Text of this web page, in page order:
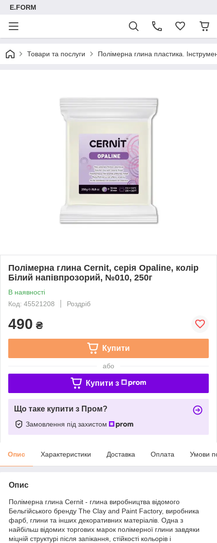
E.FORM
Товари та послуги Полімерна глина пластика.
Полімерна глина Cernit, серія Opaline, колір
Білий напівпрозорий, №010, 250г
В наявності
Код: 45521208
Роздріб
490 ₴
Купити
або
Купити з
Що таке купити з Пром?
Замовлення під захистом
Опис Характеристики Доставка Оплата Умови
Опис
Полімерна глина Cernit - глина виробництва відомого
Бельгійського бренду The Clay and Paint Factory, виробника
фарб, глини та інших декоративних матеріалів. Одна з
найбільш відомих торгових марок полімерної глини завдяки
міцній структурі після запікання, стійкості кольорів і